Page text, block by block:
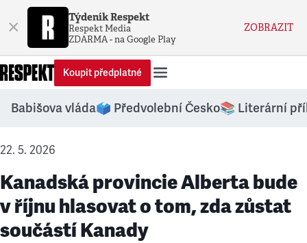
× Týdeník Respekt
Respekt Media
ZDARMA - na Google Play
ZOBRAZIT
Koupit předplatné
Babišova vláda🗳️ Předvolební Česko📚 Literární
22. 5. 2026
Kanadská provincie Alberta bude
v říjnu hlasovat o tom, zda zůstat
součástí Kanady